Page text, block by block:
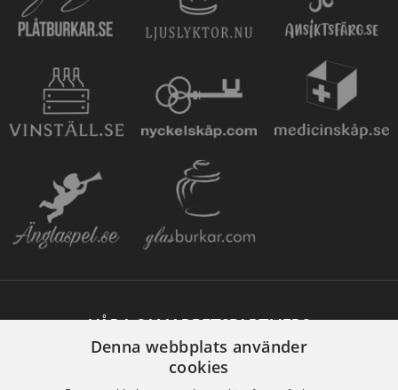
VÅRA SAMARBETSPARTNERS
Denna webbplats använder
cookies